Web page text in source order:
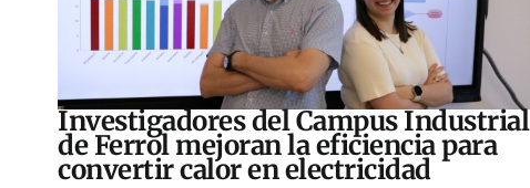
Investigadores del Campus Industrial
de Ferrol mejoran la eficiencia para
convertir calor en electricidad